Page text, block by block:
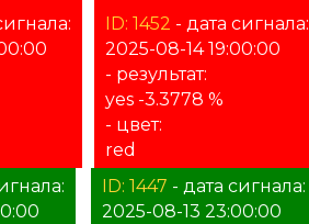
ID: 1452 - дата сигнала:
2025-08-14 19:00:00
- результат:
yes -3.3778 %
- цвет:
red
ID: 1447 - дата сигнала:
2025-08-13 23:00:00